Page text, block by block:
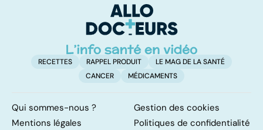
traitements
RECETTES RAPPEL PRODUIT
LE MAG DE LA SANTÉ
CANCER
MÉDICAMENTS
Qui sommes-nous ?
Gestion des cookies
Mentions légales
Politiques de confidentialité